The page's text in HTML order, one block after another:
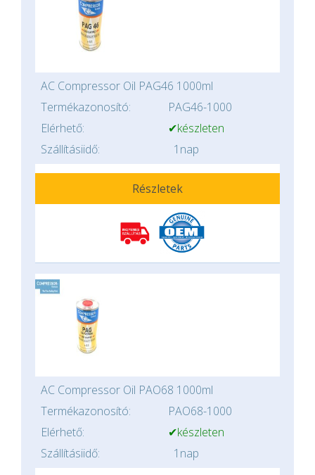
AC Compressor Oil PAG46 1000ml
Termékazonosító:
PAG46-1000
Elérhető:
✔készleten
Szállításiidő:
1nap
Részletek
AC Compressor Oil PAO68 1000ml
Termékazonosító:
PAO68-1000
Elérhető:
✔készleten
Szállításiidő:
1nap